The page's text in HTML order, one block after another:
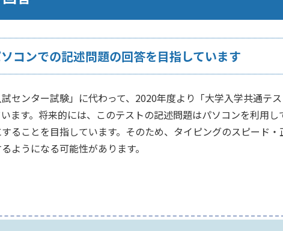
コンでの記述問題の回答を目指しています
センター試験」に代わって、2020年度より「大学入学共通テ
ます。将来的には、このテストの記述問題はパソコンを利用
することを目指しています。そのため、タイピングのスピード
ようになる可能性があります。